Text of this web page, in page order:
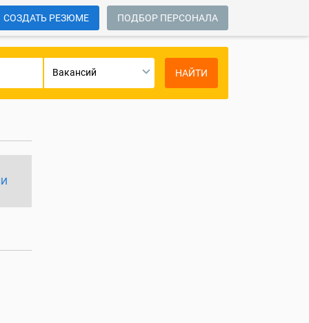
СОЗДАТЬ РЕЗЮМЕ ПОДБОР ПЕРСОНАЛА
Вакансий НАЙТИ